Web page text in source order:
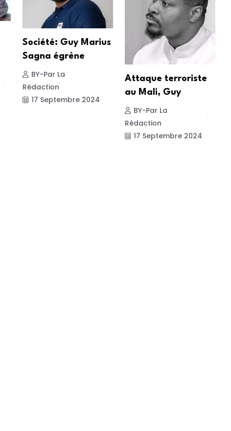
Société: Guy Marius
Sagna égrène
BY-Par La
Rédaction
17 Septembre 2024
Attaque terroriste
au Mali, Guy
BY-Par La
Rédaction
17 Septembre 2024